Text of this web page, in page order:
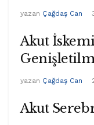
yazan Çağdaş Can
Akut
yazan Çağdaş Can
Akut